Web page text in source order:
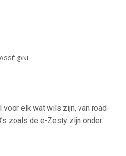
@NL
elk wat wils zijn, van road-
zoals de e-Zesty zijn onder